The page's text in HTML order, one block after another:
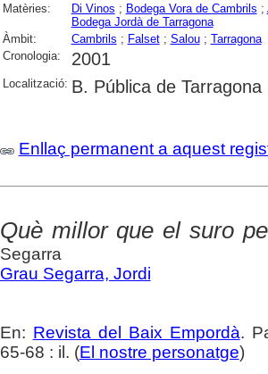
Matèries:
Di Vinos ; Bodega Vora de Cambrils ;
Bodega Jordà de Tarragona
Àmbit:
Cambrils ; Falset; Salou; Tarragona
Cronologia:
2001
Localització: B. Pública de Tarragona
Enllaç permanent a aquest
Què millor que el suro
Segarra
Grau Segarra, Jordi
En: Revista del Baix Empordà.
65-68 : il. (El nostre personatge)